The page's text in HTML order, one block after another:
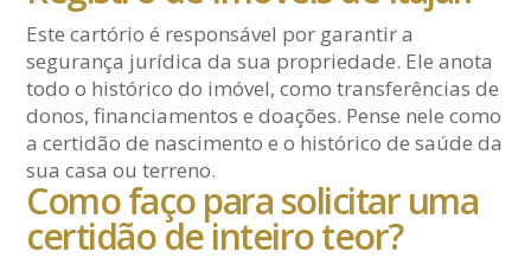
Este cartório é responsável por garantir a
segurança jurídica da sua propriedade. Ele anota
todo o histórico do imóvel, como transferências de
donos, financiamentos e doações. Pense nele como
a certidão de nascimento e o histórico de saúde da
sua casa ou terreno.
Como faço para solicitar uma
certidão de inteiro teor?